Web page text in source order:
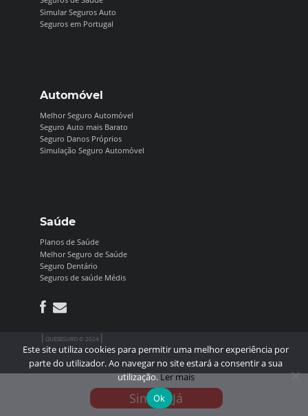
Simule Já
Simular Seguros Auto
Seguros em Portugal
Automóvel
Melhor Seguro Automóvel
Seguro Auto mais Barato
Seguro Danos Próprios
Simulação Seguro Automóvel
Saúde
Planos de Saúde
Melhor Seguro de Saúde
Seguro Dentário
Seguros de saúde Médis
|QUESEGURO © 2024 |
Este site utiliza cookies para permitir uma melhor experiência por
parte do utilizador. Ao navegar no site estará a consentir a sua
utilização.Ler mais
Ok